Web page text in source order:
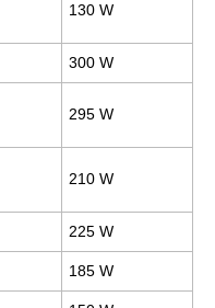
130 W
300 W
295 W
210 W
225 W
185 W